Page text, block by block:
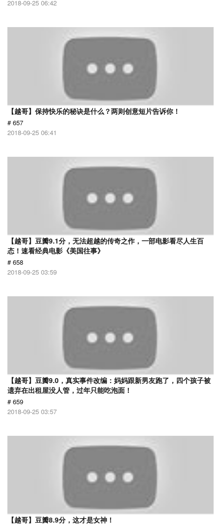
2018-09-25 06:42
【越哥】保持快乐的秘诀是什么？两则创意短片告诉你！
# 657
2018-09-25 06:41
【越哥】豆瓣9.1分，无法超越的传奇之作，一部电影看尽人生百
态！速看经典电影《美国往事》
# 658
2018-09-25 03:59
【越哥】豆瓣9.0，真实事件改编：妈妈跟新男友跑了，四个孩子被
遗弃在出租屋没人管，过年只能吃泡面！
# 659
2018-09-25 03:57
【越哥】豆瓣8.9分，这才是女神！